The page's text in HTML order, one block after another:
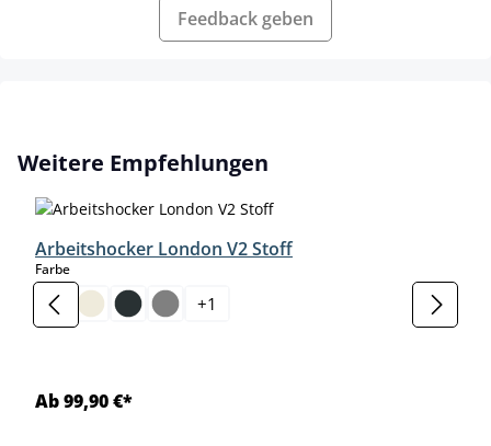
Feedback geben
Produktgalerie überspringen
Weitere Empfehlungen
Arbeitshocker London V2 Stoff
Farbeauswählen
+1
Ab 99,90 €*